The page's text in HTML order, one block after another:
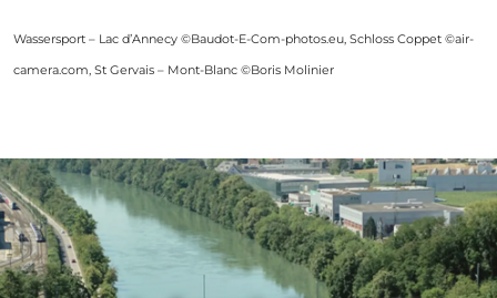
Wassersport – Lac d’Annecy ©Baudot-E-Com-photos.eu, Schloss Coppet ©air-
camera.com, St Gervais – Mont-Blanc ©Boris Molinier